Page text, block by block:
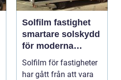
Solfilm fastighet
smartare solskydd
för moderna
byggnader
Solfilm för fastigheter
har gått från att vara